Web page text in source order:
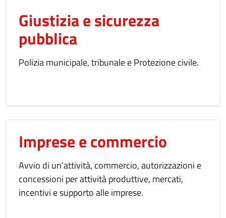
Giustizia e sicurezza
pubblica
Polizia municipale, tribunale e Protezione civile.
Imprese e commercio
Avvio di un’attività, commercio, autorizzazioni e
concessioni per attività produttive, mercati,
incentivi e supporto alle imprese.